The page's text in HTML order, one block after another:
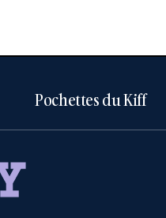
Pochettes du Kiff